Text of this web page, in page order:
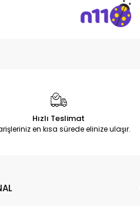
Hızlı Teslimat
en kısa sürede elinize ulaşır.